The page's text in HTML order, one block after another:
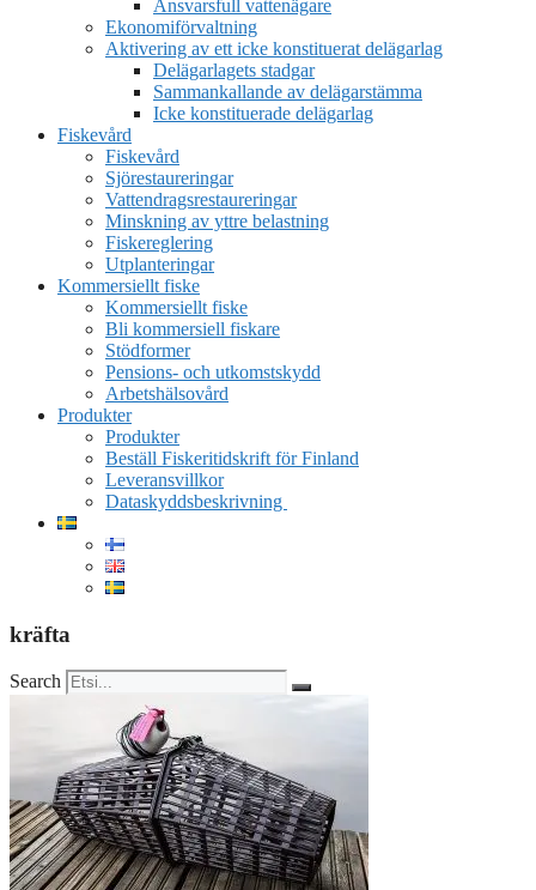
Ansvarsfull vattenägare
Ekonomiförvaltning
Aktivering av ett icke konstituerat delägarlag
Delägarlagets stadgar
Sammankallande av delägarstämma
Icke konstituerade delägarlag
Fiskevård
Fiskevård
Sjörestaureringar
Vattendragsrestaureringar
Minskning av yttre belastning
Fiskereglering
Utplanteringar
Kommersiellt fiske
Kommersiellt fiske
Bli kommersiell fiskare
Stödformer
Pensions- och utkomstskydd
Arbetshälsovård
Produkter
Produkter
Beställ Fiskeritidskrift för Finland
Leveransvillkor
Dataskyddsbeskrivning
kräfta
Search